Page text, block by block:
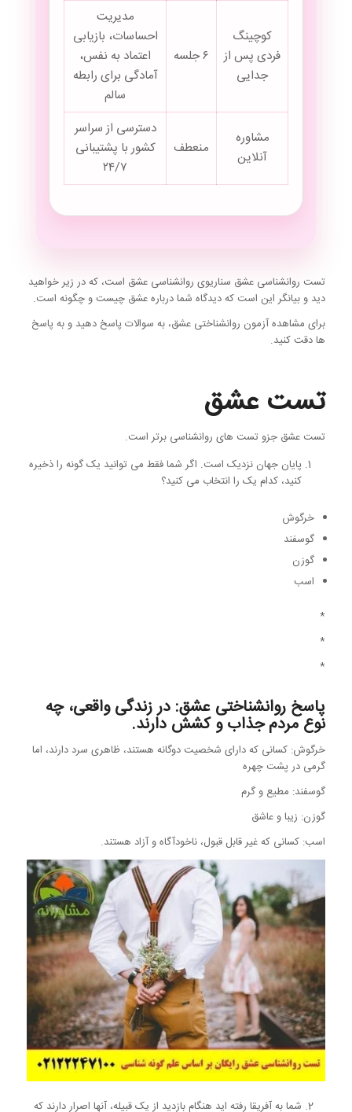
کوچینگ
فردی پس از
جدایی
۶ جلسه
مدیریت
احساسات، بازیابی
اعتماد به نفس،
آمادگی برای رابطه
سالم
مشاوره
آنلاین
منعطف
دسترسی از سراسر
کشور با پشتیبانی
۲۴/۷
تست روانشناسی عشق سناریوی روانشناسی عشق است، که در زیر خواهید
دید و بیانگر این است که دیدگاه شما درباره عشق چیست و چگونه است.
برای مشاهده آزمون روانشناختی عشق، به سوالات پاسخ دهید و به پاسخ
ها دقت کنید.
تست عشق
تست عشق جزو تست های روانشناسی برتر است.
پایان جهان نزدیک است. اگر شما فقط می توانید یک گونه را ذخیره
کنید، کدام یک را انتخاب می کنید؟
خرگوش
گوسفند
گوزن
اسب
*
*
*
پاسخ روانشناختی عشق: در زندگی واقعی، چه
نوع مردم جذاب و کشش دارند.
خرگوش: کسانی که دارای شخصیت دوگانه هستند، ظاهری سرد دارند، اما
گرمی در پشت چهره
گوسفند: مطیع و گرم
گوزن: زیبا و عاشق
اسب: کسانی که غیر قابل قبول، ناخودآگاه و آزاد هستند.
شما به آفریقا رفته اید هنگام بازدید از یک قبیله، آنها اصرار دارند که